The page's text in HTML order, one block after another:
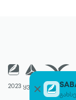
2023 ყველა უფლება